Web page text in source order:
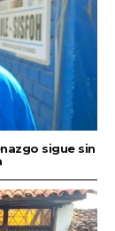
sigue sin